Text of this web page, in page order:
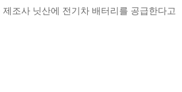
조사 닛산에 전기차 배터리를 공급한다고